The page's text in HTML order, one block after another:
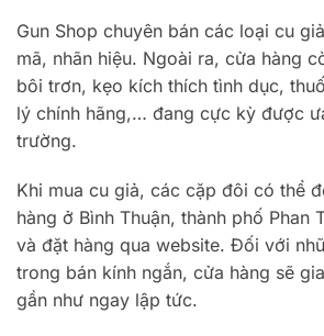
Gun Shop chuyên bán các loại cu
mã, nhãn hiệu. Ngoài ra, cửa hàng
bôi trơn, kẹo kích thích tình dục,
lý chính hãng,… đang cực kỳ được
trường.
Khi mua cu giả, các cặp đôi có thể
hàng ở Bình Thuận, thành phố Phan
và đặt hàng qua website. Đối với
trong bán kính ngắn, cửa hàng sẽ
gần như ngay lập tức.